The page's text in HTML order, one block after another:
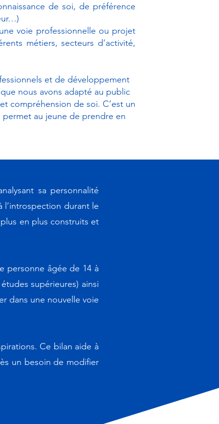
de soi, de préférence
voie professionnelle ou projet
métiers, secteurs d’activité,
et de développement
nous avons adapté au public
compréhension de soi. C’est un
au jeune de prendre en
sa personnalité
l’introspection durant le
en plus construits et
personne âgée de 14 à
supérieures) ainsi
dans une nouvelle voie
Ce bilan aide à
un besoin de modifier